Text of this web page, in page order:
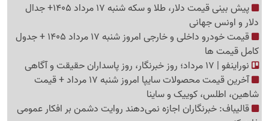
پیش ‌بینی قیمت دلار، طلا و سکه شنبه 17 مرداد 1405+ جدال
دلار و اونس جهانی
قیمت خودرو داخلی و خارجی امروز شنبه 17 مرداد 1405 + جدول
کامل قیمت ها
نوراینفو | 17 مرداد؛ روز خبرنگار، روز پاسداران حقیقت و آگاهی
آخرین قیمت محصولات سایپا امروز شنبه 17 مرداد + قیمت
شاهین، اطلس، کوییک و ساینا
قالیباف: خبرنگاران اجازه نمی‌دهند روایت دشمن بر افکار عمومی